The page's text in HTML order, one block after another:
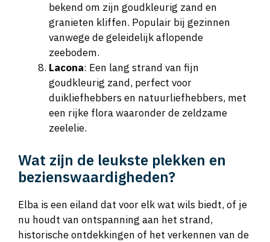
bekend om zijn goudkleurig zand en
granieten kliffen. Populair bij gezinnen
vanwege de geleidelijk aflopende
zeebodem.
Lacona: Een lang strand van fijn
goudkleurig zand, perfect voor
duikliefhebbers en natuurliefhebbers, met
een rijke flora waaronder de zeldzame
zeelelie.
Wat zijn de leukste plekken en
bezienswaardigheden?
Elba is een eiland dat voor elk wat wils biedt, of je
nu houdt van ontspanning aan het strand,
historische ontdekkingen of het verkennen van de